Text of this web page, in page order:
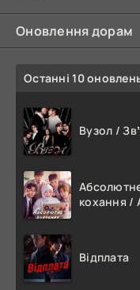
Оновлення дорам
Останні 10
Вузол /
кохання /
Відплата